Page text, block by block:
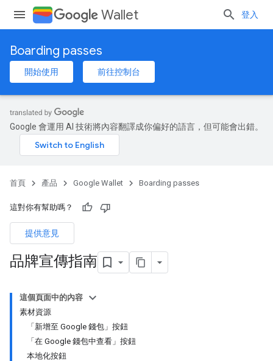
Wallet 登入
Boarding passes
開始使用 前往控制台
Google 會運用 AI 技術將內容翻譯成你偏好的語言，但可能會出錯。
首頁 產品 Google Wallet Boarding passes
這對你有幫助嗎？
提供意見
品牌宣傳指南
這個頁面中的內容
素材資源
「新增至 Google 錢包」按鈕
「在 Google 錢包中查看」按鈕
本地化按鈕